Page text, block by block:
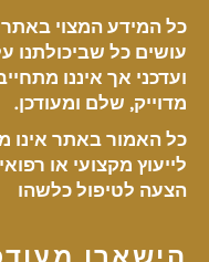
כל המידע המצוי
עושים כל שביכולתנו
ועדכני אך איננו
מדוייק, שלם ומעודכן.
כל האמור באתר אינו
לייעוץ מקצועי או
הצעה לטיפול כלשהו